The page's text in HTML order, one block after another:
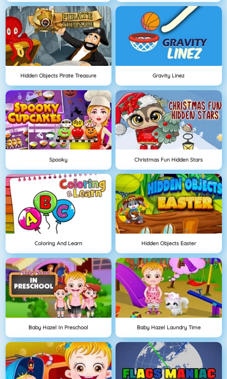
Hidden Objects Pirate Treasure Gravity Linez
Spooky Christmas Fun Hidden Stars
Coloring And Learn Hidden Objects Easter
Baby Hazel In Preschool Baby Hazel Laundry Time